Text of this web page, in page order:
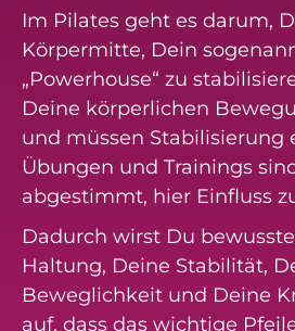
Im Pilates geht es darum,
Körpermitte, Dein
„Powerhouse“ zu
Deine körperlichen
und müssen Stabilisierung
Übungen und Trainings
abgestimmt, hier Einfluss
Dadurch wirst Du
Haltung, Deine Stabilität,
Beweglichkeit und Deine
auf, dass das wichtige